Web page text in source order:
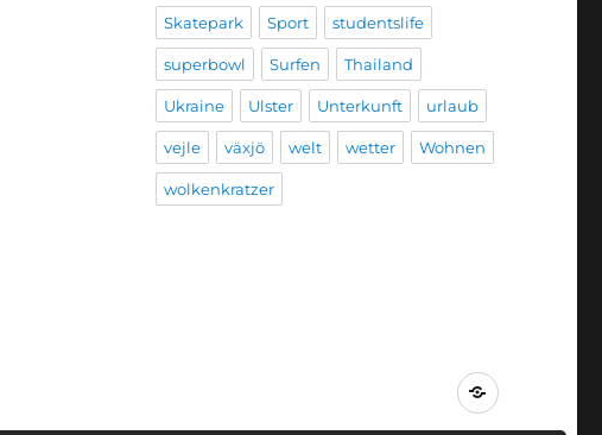
Skatepark Sport studentslife
superbowl Surfen Thailand
Ukraine Ulster Unterkunft urlaub
vejle växjö welt wetter Wohnen
wolkenkratzer
Impressum